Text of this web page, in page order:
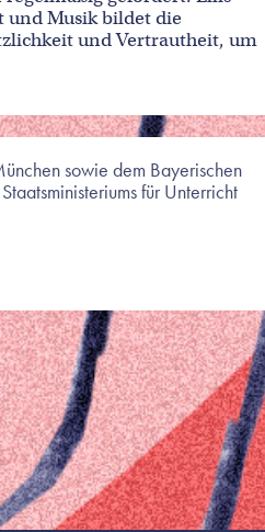
und Musik bildet die
und Vertrautheit, um
sowie dem Bayerischen
für Unterricht